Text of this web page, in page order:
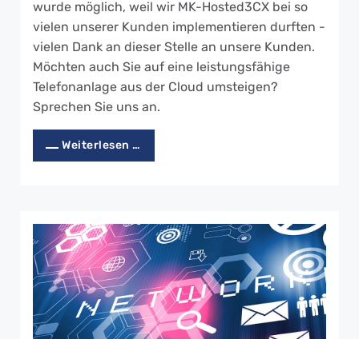
wurde möglich, weil wir MK-Hosted3CX bei so
vielen unserer Kunden implementieren durften -
vielen Dank an dieser Stelle an unsere Kunden.
Möchten auch Sie auf eine leistungsfähige
Telefonanlage aus der Cloud umsteigen?
Sprechen Sie uns an.
Weiterlesen …